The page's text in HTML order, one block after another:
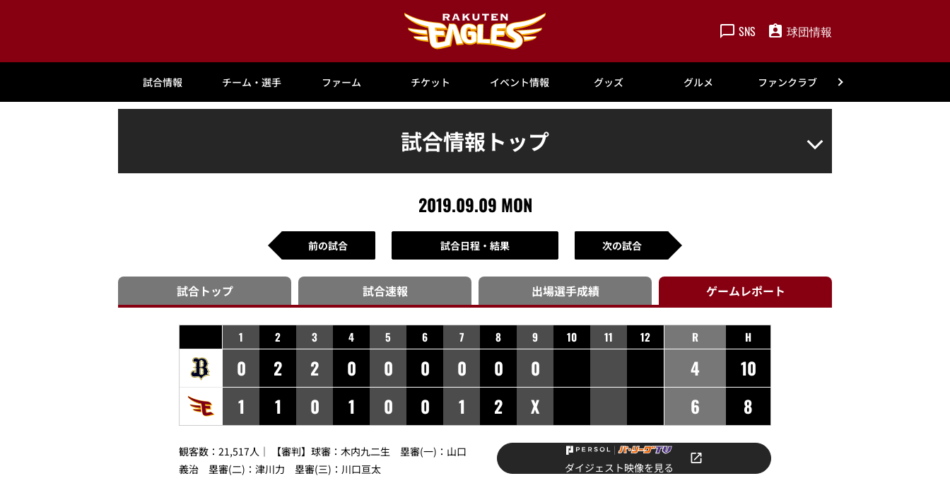
SNS 球団情報
試合情報 チーム・選手 ファーム チケット イベント情報 グッズ グルメ ファンクラブ
試合情報トップ
2019.09.09 MON
前の試合 試合日程・結果 次の試合
試合トップ 試合速報 出場選手成績 ゲームレポート
1 2 3 4 5 6 7 8 9 10 11 12
0 2 2 0 0 0 0 0
0
1
1 0 1 0 0 1 2 X
R H
4
10
6
8
観客数：21,517人｜ 【審判】球審：木内九二生 塁審(一)：山口
義治 塁審(二)：津川力 塁審(三)：川口亘太
ダイジェスト映像を見る